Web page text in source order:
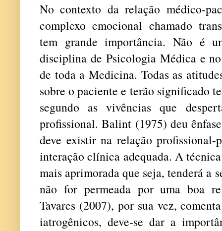
No contexto da relação médico-
complexo emocional chamado
tem grande importância. Não é
disciplina de Psicologia Médica e
de toda a Medicina. Todas as
sobre o paciente e terão significado
segundo as vivências que
profissional. Balint (1975) deu
deve existir na relação profissional-
interação clínica adequada. A
mais aprimorada que seja, tenderá a
não for permeada por uma boa
Tavares (2007), por sua vez,
iatrogênicos, deve-se dar a